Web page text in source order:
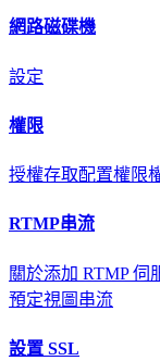
網路磁碟機
設定
權限
授權存取配置權限
RTMP串流
關於添加 RTMP 伺
預定視圖串流
設置 SSL